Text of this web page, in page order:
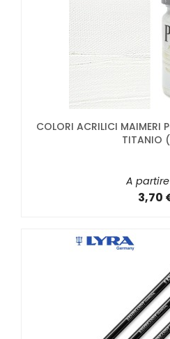
COLORI ACRILICI MAIMERI
TITANIO
A
3,70